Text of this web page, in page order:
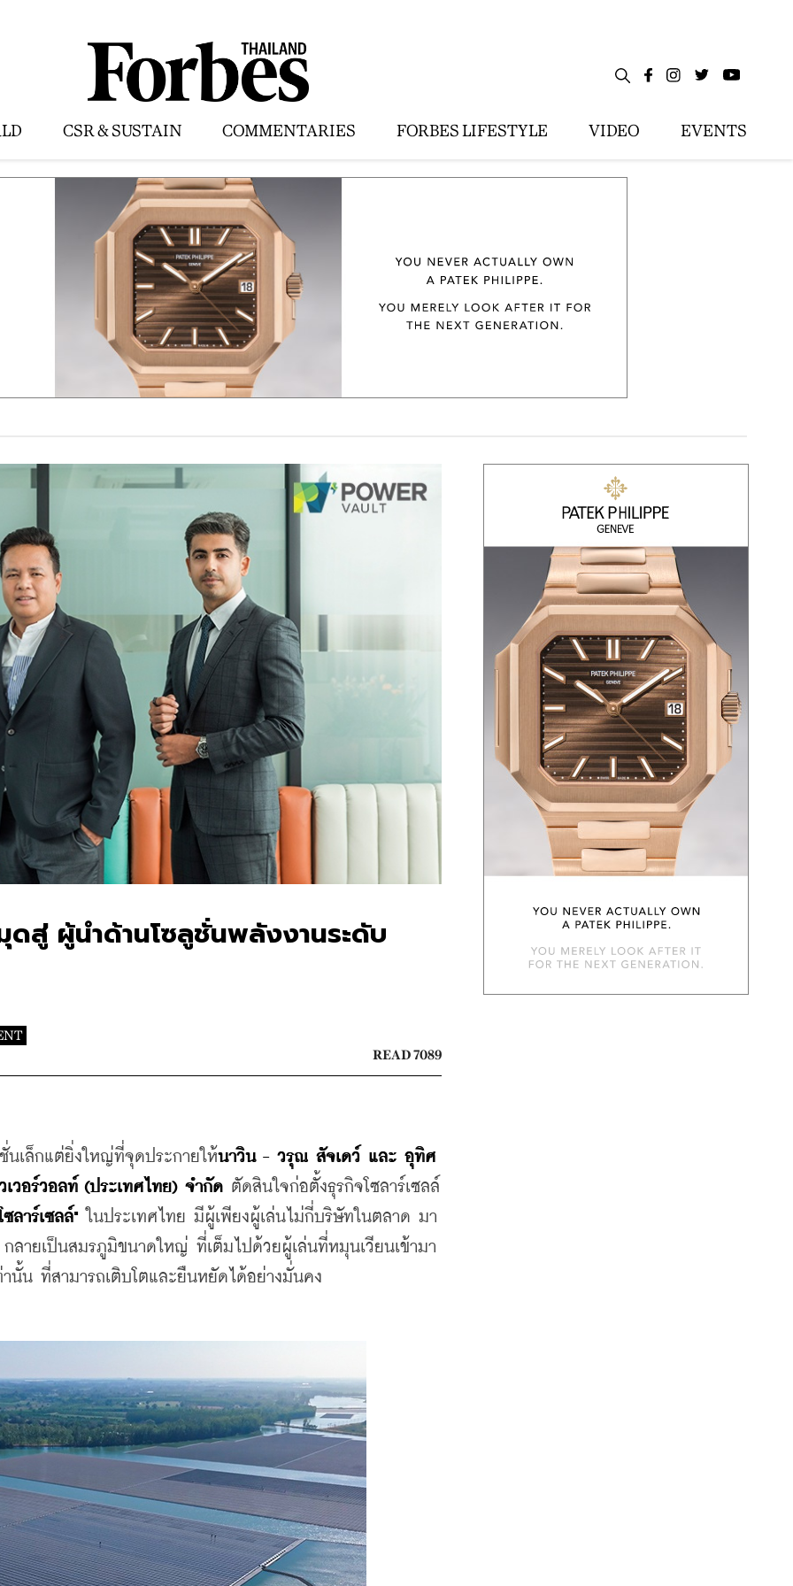
CSR & SUSTAIN COMMENTARIES FORBES LIFESTYLE VIDEO EVENTS
สู่ ผู้นำด้านโซลูชั่นพลังงานระดับ
READ 7089
เล็กแต่ยิ่งใหญ่ที่จุดประกายให้นาวิน - วรุณ สัจเดว์ และ อุทิศ
วอร์วอลท์ (ประเทศไทย) จํากัด ตัดสินใจก่อตั้งธุรกิจโซลาร์เซลล์
ซลาร์เซลล์" ในประเทศไทย มีผู้เพียงผู้เล่นไม่กี่บริษัทในตลาด มา
กลายเป็นสมรภูมิขนาดใหญ่ ที่เต็มไปด้วยผู้เล่นที่หมุนเวียนเข้ามา
านั้น ที่สามารถเติบโตและยืนหยัดได้อย่างมั่นคง